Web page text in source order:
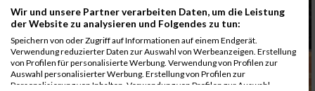
Wir und unsere Partner verarbeiten Daten, um die Leistung
der Website zu analysieren und Folgendes zu tun:
Speichern von oder Zugriff auf Informationen auf einem Endgerät.
Verwendung reduzierter Daten zur Auswahl von Werbeanzeigen. Erstellung
von Profilen für personalisierte Werbung. Verwendung von Profilen zur
Auswahl personalisierter Werbung. Erstellung von Profilen zur
Personalisierung von Inhalten. Verwendung von Profilen zur Auswahl